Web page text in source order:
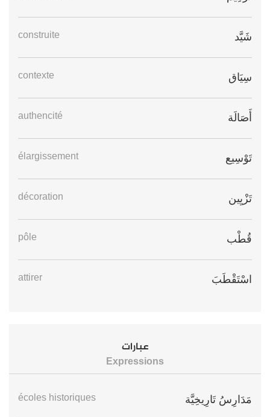
شَيَّد construite
سِيَاق contexte
أَصَالَة authencité
تَوْسِيع élargissement
تَزْيِين décoration
قُطْب pôle
اسْتَقْطَبَ attirer
عبارات
Expressions
مَدَارِسُ تَارِيخِيَّة écoles historiques